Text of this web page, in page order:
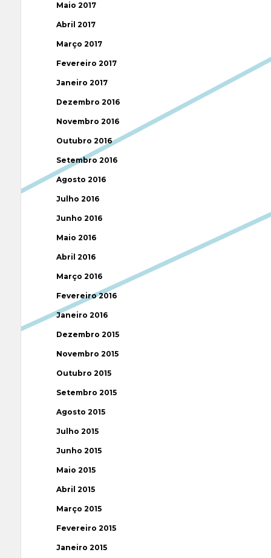
Maio 2017
Abril 2017
Março 2017
Fevereiro 2017
Janeiro 2017
Dezembro 2016
Novembro 2016
Outubro 2016
Setembro 2016
Agosto 2016
Julho 2016
Junho 2016
Maio 2016
Abril 2016
Março 2016
Fevereiro 2016
Janeiro 2016
Dezembro 2015
Novembro 2015
Outubro 2015
Setembro 2015
Agosto 2015
Julho 2015
Junho 2015
Maio 2015
Abril 2015
Março 2015
Fevereiro 2015
Janeiro 2015